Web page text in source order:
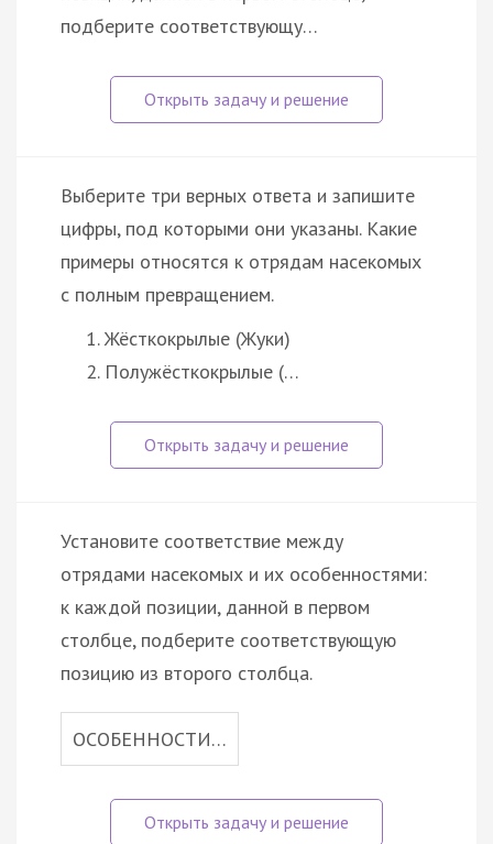
подберите соответствующу…
Выберите три верных ответа и запишите
цифры, под которыми они указаны. Какие
примеры относятся к отрядам насекомых
с полным превращением.
Жёсткокрылые (Жуки)
Полужёсткокрылые (…
Установите соответствие между
отрядами насекомых и их особенностями:
к каждой позиции, данной в первом
столбце, подберите соответствующую
позицию из второго столбца.
ОСОБЕННОСТИ…